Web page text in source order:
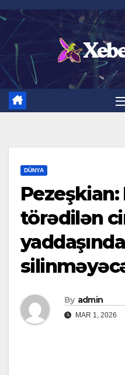
Skip
content
DÜNYA
törədilən
By admin
MAR 1, 2026